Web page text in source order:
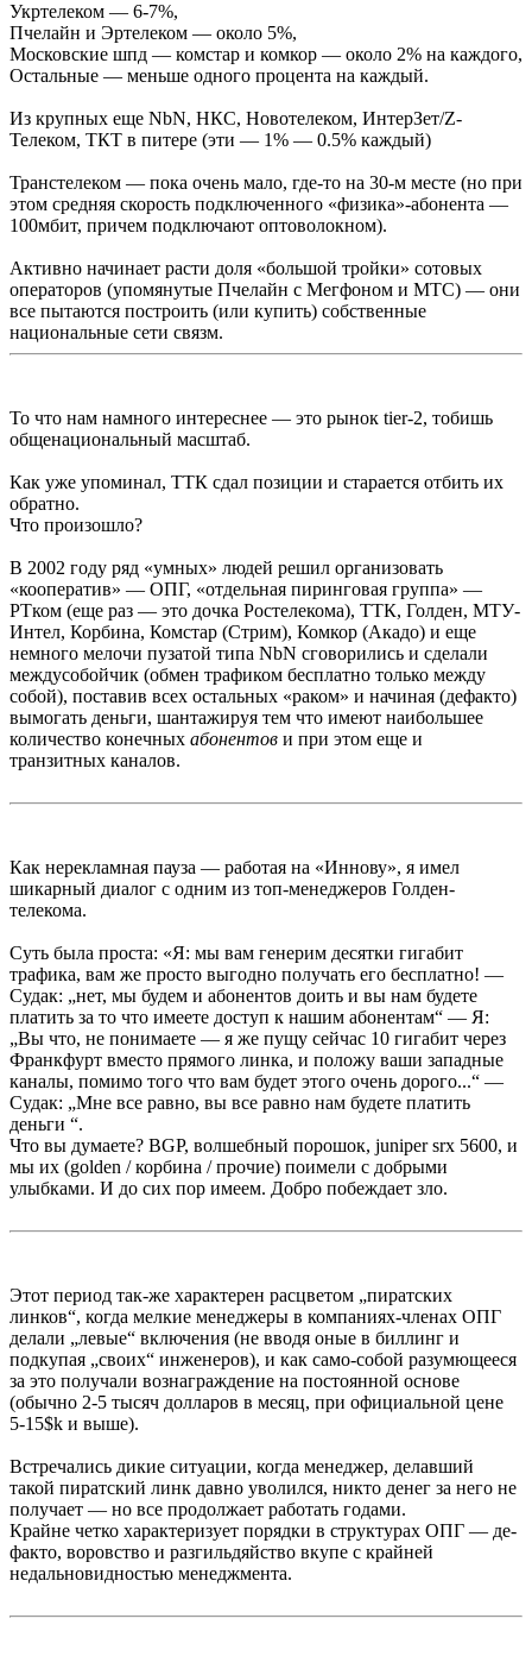
Укртелеком — 6-7%,
Пчелайн и Эртелеком — около 5%,
Московские шпд — комстар и комкор — около 2% на каждого,
Остальные — меньше одного процента на каждый.
Из крупных еще NbN, НКС, Новотелеком, ИнтерЗет/Z-
Телеком, ТКТ в питере (эти — 1% — 0.5% каждый)
Транстелеком — пока очень мало, где-то на 30-м месте (но при
этом средняя скорость подключенного «физика»-абонента —
100мбит, причем подключают оптоволокном).
Активно начинает расти доля «большой тройки» сотовых
операторов (упомянутые Пчелайн с Мегфоном и МТС) — они
все пытаются построить (или купить) собственные
национальные сети cвязм.
То что нам намного интереснее — это рынок tier-2, тобишь
общенациональный масштаб.
Как уже упоминал, ТТК сдал позиции и старается отбить их
обратно.
Что произошло?
В 2002 году ряд «умных» людей решил организовать
«кооператив» — ОПГ, «отдельная пиринговая группа» —
РТком (еще раз — это дочка Ростелекома), ТТК, Голден, МТУ-
Интел, Корбина, Комстар (Стрим), Комкор (Акадо) и еще
немного мелочи пузатой типа NbN сговорились и сделали
междусобойчик (обмен трафиком бесплатно только между
собой), поставив всех остальных «раком» и начиная (дефакто)
вымогать деньги, шантажируя тем что имеют наибольшее
количество конечных абонентов и при этом еще и
транзитных каналов.
Как нерекламная пауза — работая на «Иннову», я имел
шикарный диалог с одним из топ-менеджеров Голден-
телекома.
Суть была проста: «Я: мы вам генерим десятки гигабит
трафика, вам же просто выгодно получать его бесплатно! —
Cудак: „нет, мы будем и абонентов доить и вы нам будете
платить за то что имеете доступ к нашим абонентам“ — Я:
„Вы что, не понимаете — я же пущу сейчас 10 гигабит через
Франкфурт вместо прямого линка, и положу ваши западные
каналы, помимо того что вам будет этого очень дорого...“ —
Судак: „Мне все равно, вы все равно нам будете платить
деньги “.
Что вы думаете? BGP, волшебный порошок, juniper srx 5600, и
мы их (golden / корбина / прочие) поимели с добрыми
улыбками. И до сих пор имеем. Добро побеждает зло.
Этот период так-же характерен расцветом „пиратских
линков“, когда мелкие менеджеры в компаниях-членах ОПГ
делали „левые“ включения (не вводя оные в биллинг и
подкупая „своих“ инженеров), и как само-собой разумющееся
за это получали вознаграждение на постоянной основе
(обычно 2-5 тысяч долларов в месяц, при официальной цене
5-15$k и выше).
Встречались дикие ситуации, когда менеджер, делавший
такой пиратский линк давно уволился, никто денег за него не
получает — но все продолжает работать годами.
Крайне четко характеризует порядки в структурах ОПГ — де-
факто, воровство и разгильдяйство вкупе с крайней
недальновидностью менеджмента.